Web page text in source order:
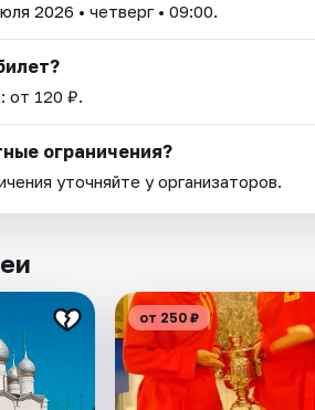
2026 • четверг • 09:00.
от 120 ₽.
ограничения?
уточняйте у организаторов.
от 250 ₽